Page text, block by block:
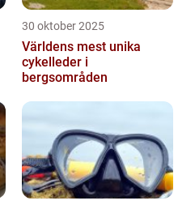
30 oktober 2025
Världens mest unika
cykelleder i
bergsområden